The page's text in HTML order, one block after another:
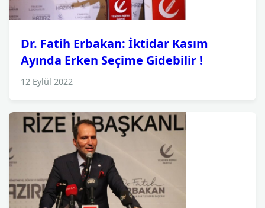
Dr. Fatih Erbakan: İktidar Kasım
Ayında Erken Seçime Gidebilir !
12 Eylül 2022